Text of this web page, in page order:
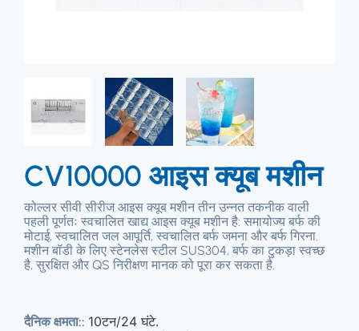
CV10000 आइस क्यूब मशीन
कोल्लर सीवी सीरीज आइस क्यूब मशीन तीन उन्नत तकनीक वाली
पहली पूर्णतः स्वचालित खाद्य आइस क्यूब मशीन है: समायोज्य बर्फ की
मोटाई, स्वचालित जल आपूर्ति, स्वचालित बर्फ जमना और बर्फ गिरना.
मशीन बॉडी के लिए स्टेनलेस स्टील SUS304, बर्फ का टुकड़ा स्वच्छ
है, सुरक्षित और QS निरीक्षण मानक को पूरा कर सकता है.
दैनिक क्षमता:: 10टन/24 घंटे.